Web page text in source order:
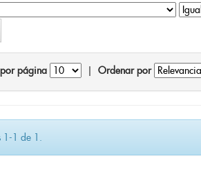
por página Ordenar por
1-1 de 1.